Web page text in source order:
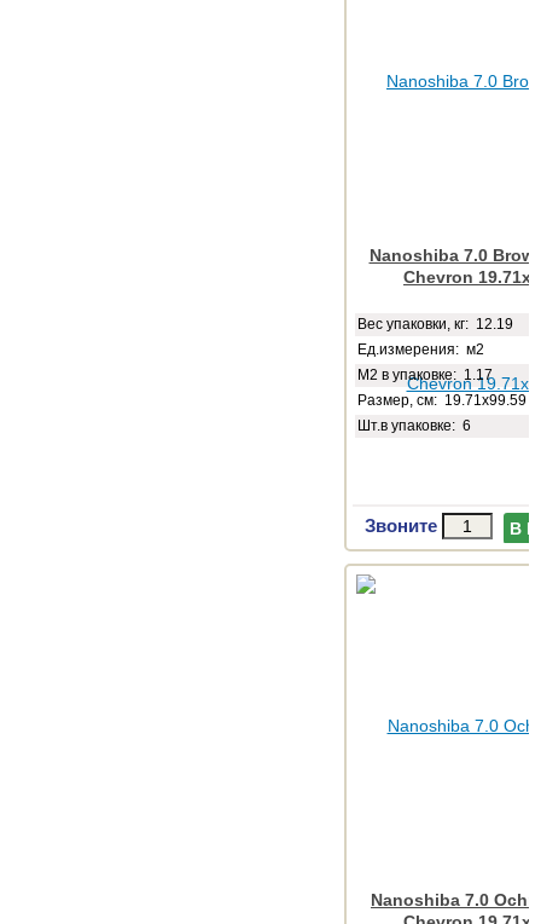
Nanoshiba 7.0
Chevron
Веc упаковки, кг: 12.19
Ед.измерения: м2
М2 в упаковке: 1.17
Размер, см: 19.71x99.59
Шт.в упаковке: 6
Звоните В
Nanoshiba 7.0